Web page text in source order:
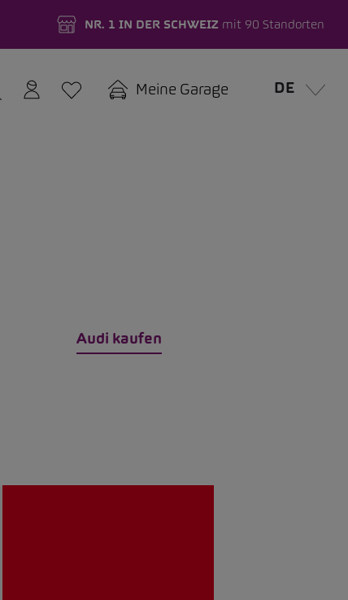
NR. 1 IN DER SCHWEIZmit 90 Standorten
Meine Garage DE
Audi kaufen